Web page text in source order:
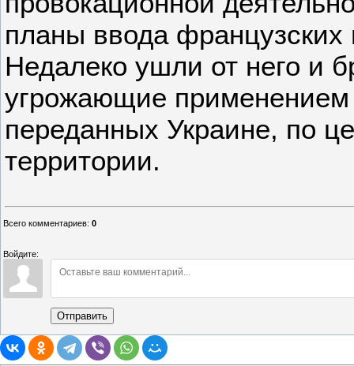
планы ввода французских
Недалеко ушли от него и
угрожающие применением
переданных Украине, по
территории.
Всего комментариев: 0
Войдите:
Отправить